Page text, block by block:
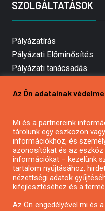
SZOLGÁLTATÁSOK
Pályázatírás
Pályázati Előminősítés
Pályázati tanácsadás
Mezőgazdasági
Pályázatírás civil
Pályázatírás
Pályázatfigyelés
Specifikus
Az Ön adatainak
Mi és a partnereink
tárolunk egy eszközön
információkhoz, és
azonosítókat és az
információkat – kezelünk
tartalom nyújtásához,
nézettségi adatok
kifejlesztéséhez és a
Az Ön engedélyével mi és